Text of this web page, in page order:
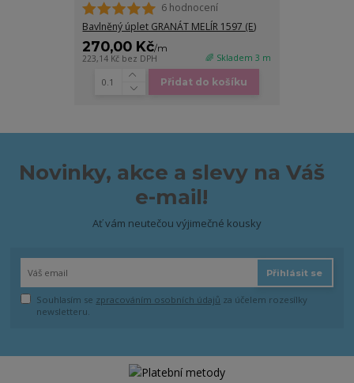
6 hodnocení
Bavlněný úplet GRANÁT MELÍR 1597 (E)
270,00 Kč/m
223,14 Kč bez DPH 🌈 Skladem 3 m
Přidat do košíku
Novinky, akce a slevy na Váš
e-mail!
Ať vám neutečou výjimečné kousky
Přihlásit se
Souhlasím se zpracováním osobních údajů za účelem rozesílky
newsletteru.